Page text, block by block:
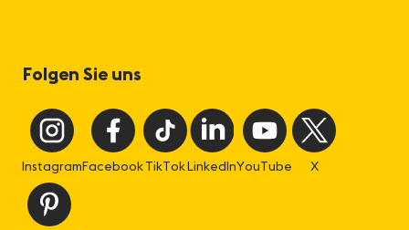
Folgen Sie uns
InstagramFacebookTikTokLinkedInYouTube X